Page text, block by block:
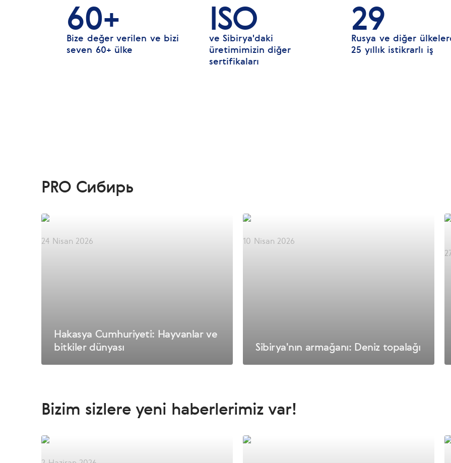
60+
Bize değer verilen ve bizi
seven 60+ ülke
ISO
ve Sibirya'daki
üretimimizin diğer
sertifikaları
29
Rusya ve diğer
25 yıllık istikrarlı iş
PRO Сибирь
Hakasya Cumhuriyeti: Hayvanlar ve
bitkiler dünyası
24 Nisan 2026
Sibirya'nın armağanı: Deniz topalağı
10 Nisan 2026
Bizim sizlere yeni haberlerimiz var!